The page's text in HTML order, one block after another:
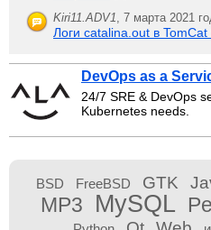
Kiri11.ADV1, 7 марта 2021
Логи catalina.out в
DevOps as a
24/7 SRE & DevOps
Kubernetes needs.
BSD FreeBSD GTK
MP3
MySQL